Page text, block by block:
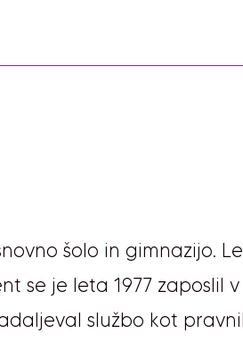
šolo in gimnazijo.
se je leta 1977 zaposlil v
službo kot